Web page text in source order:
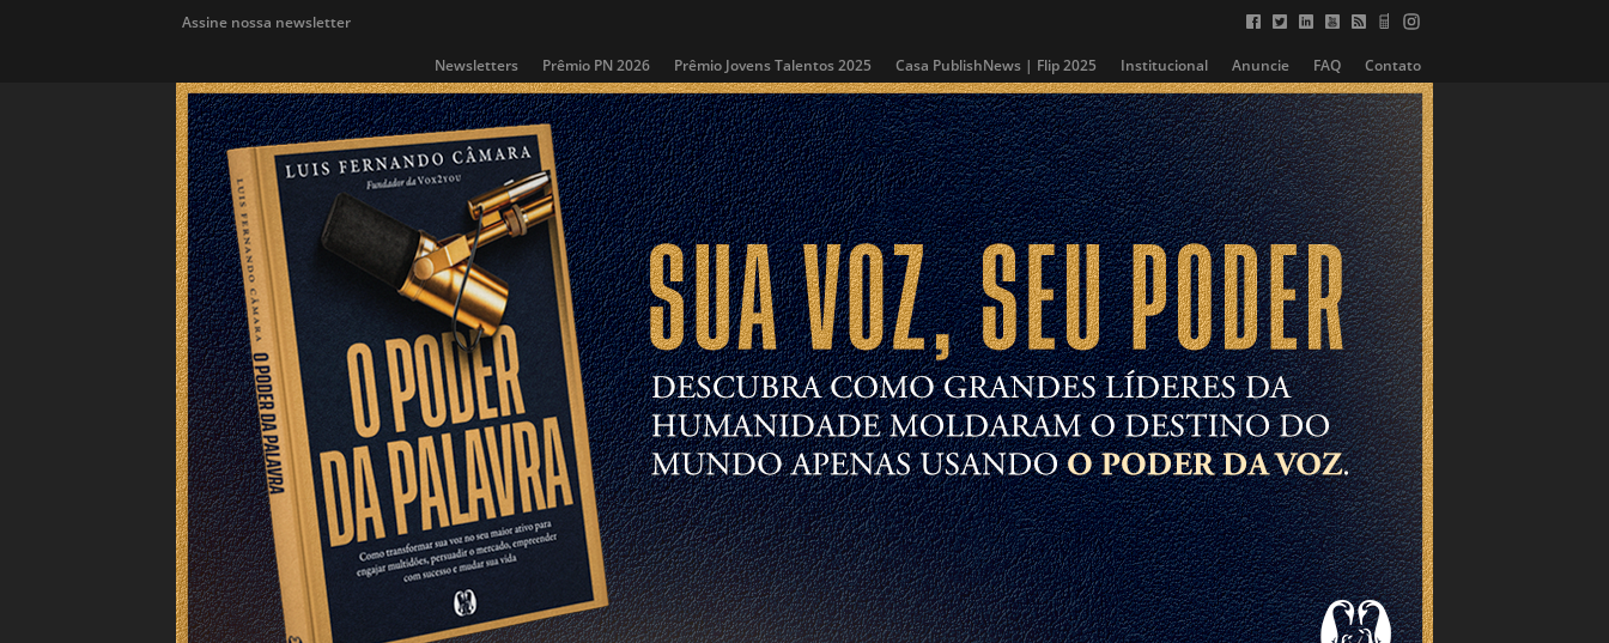
Assine nossa newsletter
Newsletters Prêmio PN 2026 Prêmio Jovens Talentos 2025 Casa PublishNews | Flip 2025 Institucional Anuncie FAQ Contato